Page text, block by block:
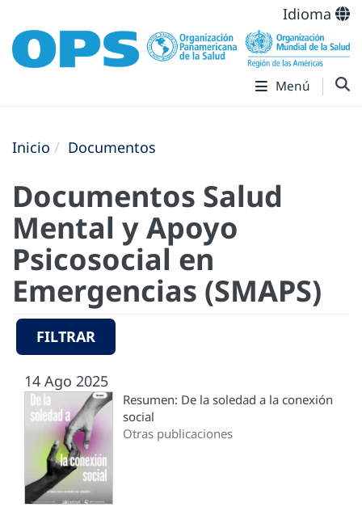
Idioma
Menú
Inicio Documentos
Documentos Salud
Mental y Apoyo
Psicosocial en
Emergencias (SMAPS)
FILTRAR
14 Ago 2025
Resumen: De la soledad a la conexión
social
Otras publicaciones